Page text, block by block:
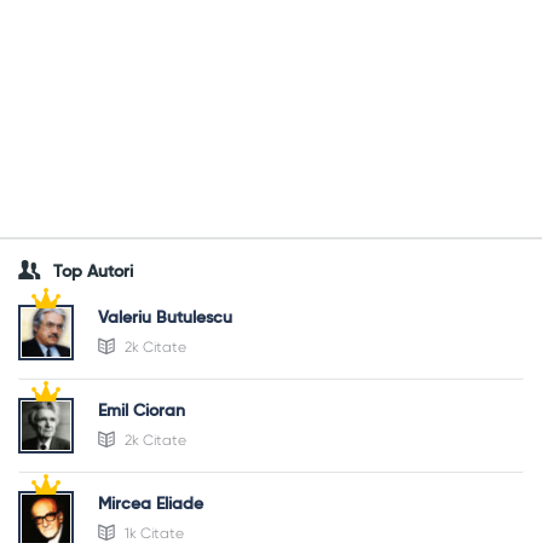
Top Autori
Valeriu Butulescu
2k Citate
Emil Cioran
2k Citate
Mircea Eliade
1k Citate